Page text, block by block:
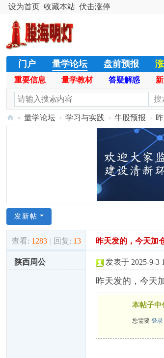
设为首页 收藏本站 伏击涨停
门户 量学论坛 盘前预报
股票公式
学员天地 名人传奇
重要信息 量学教材 答疑解惑
搜
网
» 量学论坛 › 学习与实践 › 牛股预报 ›
发新帖
查看: 1283 | 回复: 13 昨天发的，今天加
陕西周公 发表于 2025-9-3
昨天发的，今天
本帖子中
您需要登录